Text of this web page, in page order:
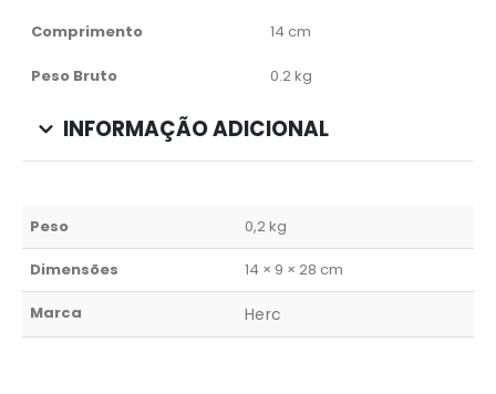
Comprimento 14 cm
Peso Bruto 0.2 kg
INFORMAÇÃO ADICIONAL
Peso 0,2 kg
Dimensões 14 × 9 × 28 cm
Marca Herc